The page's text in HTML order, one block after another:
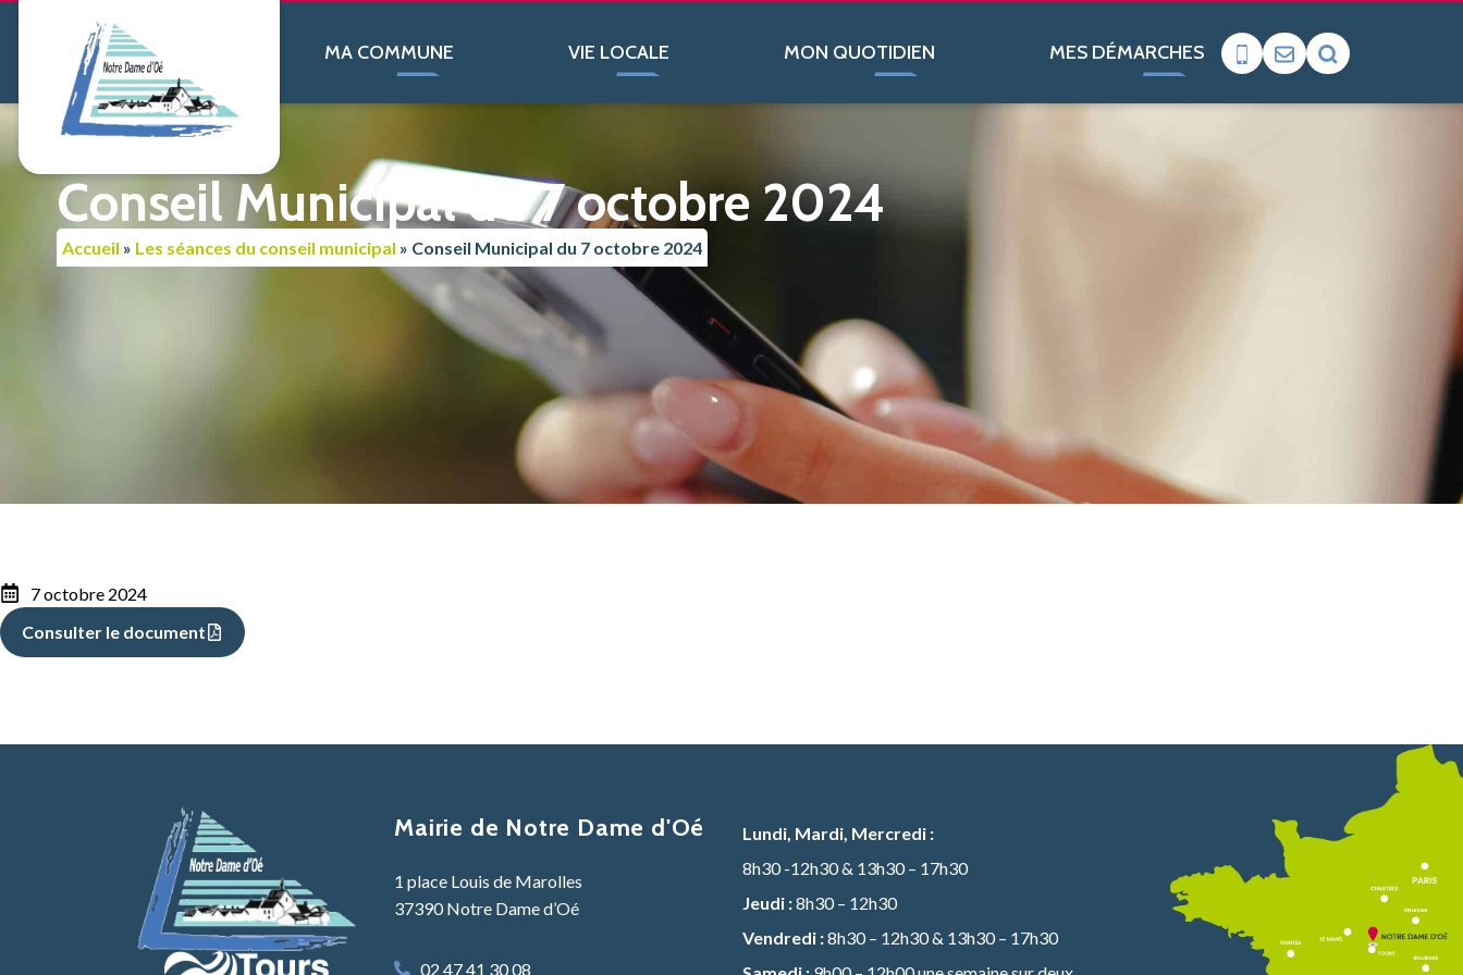
MA COMMUNE VIE LOCALE MON QUOTIDIEN MES DÉMARCHES
Conseil Municipal du 7 octobre 2024
Accueil » Les séances du conseil municipal » Conseil Municipal du 7 octobre 2024
7 octobre 2024
Consulter le document
Mairie de Notre Dame d'Oé
1 place Louis de Marolles
37390 Notre Dame d’Oé
02 47 41 30 08
Lundi, Mardi, Mercredi :
8h30 -12h30 & 13h30 – 17h30
Jeudi :8h30 – 12h30
Vendredi :8h30 – 12h30 & 13h30 – 17h30
Le contenu de cette publication est vide. Veuillez vérifier.